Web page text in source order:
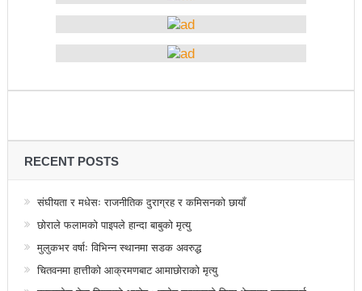
माओवादीमा जनपरिचालनका कार्यक्रमको तयारीः तीन
दुईपिपलमा बुधबार रोपाइ जात्राः कलाकारको व्यवस्थापनमा
भरतपुर महानगर युवा संजालको फुटसल : पुरुषतर्फ वडा नं. ५ र
महिलातर्फ २३ विजयी
Public governance training class for sister cities
RECENT POSTS
संघीयता र मधेसः राजनीतिक दुराग्रह र कमिसनको छायाँ
छोराले फलामको पाइपले हान्दा बाबुको मृत्यु
मुलुकभर वर्षाः विभिन्न स्थानमा सडक अवरुद्ध
चितवनमा हात्तीको आक्रमणबाट आमाछोराको मृत्यु